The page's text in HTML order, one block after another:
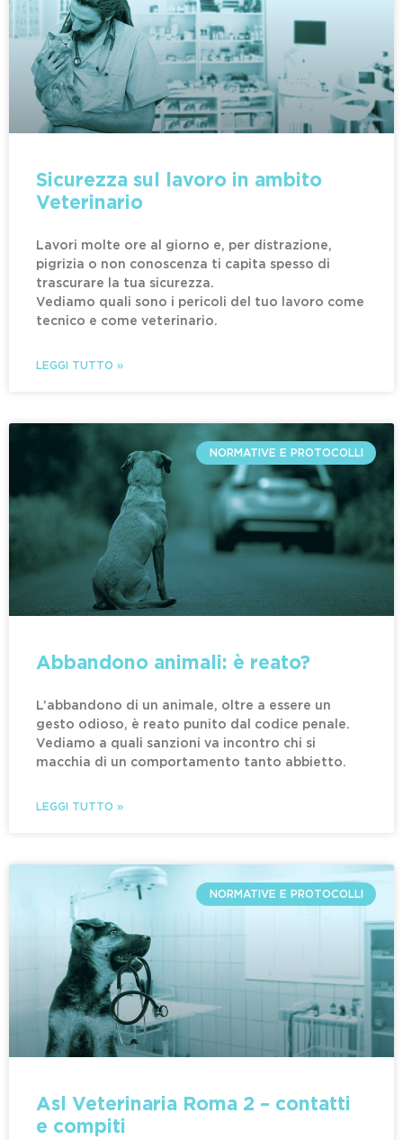
Sicurezza sul lavoro in ambito
Veterinario
Lavori molte ore al giorno e, per distrazione,
pigrizia o non conoscenza ti capita spesso di
trascurare la tua sicurezza.
Vediamo quali sono i pericoli del tuo lavoro come
tecnico e come veterinario.
LEGGI TUTTO »
NORMATIVE E PROTOCOLLI
Abbandono animali: è reato?
L’abbandono di un animale, oltre a essere un
gesto odioso, è reato punito dal codice penale.
Vediamo a quali sanzioni va incontro chi si
macchia di un comportamento tanto abbietto.
LEGGI TUTTO »
NORMATIVE E PROTOCOLLI
Asl Veterinaria Roma 2 – contatti
e compiti